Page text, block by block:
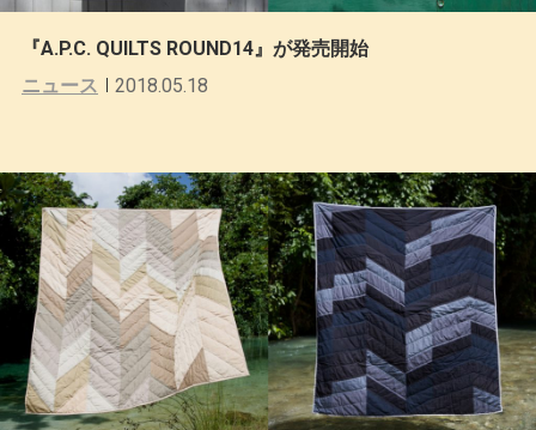
『A.P.C. QUILTS ROUND14』が発売開始
ニュース
2018.05.18